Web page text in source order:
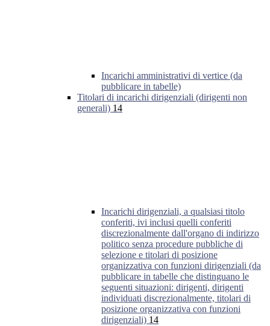
Incarichi amministrativi di vertice (da
pubblicare in tabelle)
Titolari di incarichi dirigenziali (dirigenti non
generali) 14
Incarichi dirigenziali, a qualsiasi titolo
conferiti, ivi inclusi quelli conferiti
discrezionalmente dall'organo di indirizzo
politico senza procedure pubbliche di
selezione e titolari di posizione
organizzativa con funzioni dirigenziali (da
pubblicare in tabelle che distinguano le
seguenti situazioni: dirigenti, dirigenti
individuati discrezionalmente, titolari di
posizione organizzativa con funzioni
dirigenziali) 14